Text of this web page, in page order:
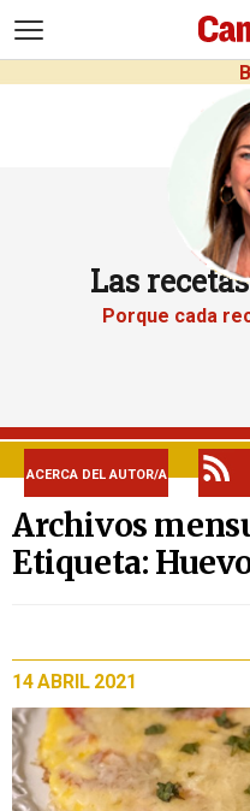
Las
Porque cada
ACERCA DEL AUTOR/A
Archivos
Etiqueta:
14 ABRIL 2021